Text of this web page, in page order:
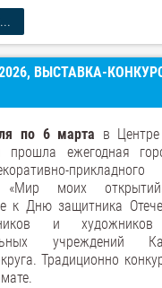
ВЫСТАВКА-
по 6 марта в Центре
прошла ежегодная
«Мир моих
к Дню защитника
и
учреждений
Традиционно